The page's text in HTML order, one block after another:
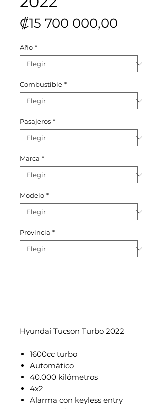
₡15 700 000,00
Año *
Combustible *
Pasajeros *
Marca *
Modelo *
Provincia *
Hyundai Tucson Turbo 2022
1600cc turbo
Automático
40.000 kilómetros
4x2
Alarma con keyless entry